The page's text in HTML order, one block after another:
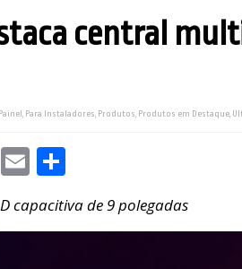
central
Painel , Para Instaladores, Produtos, Produtos em Destaque,
LinkedIn
Email
capacitiva de 9 polegadas